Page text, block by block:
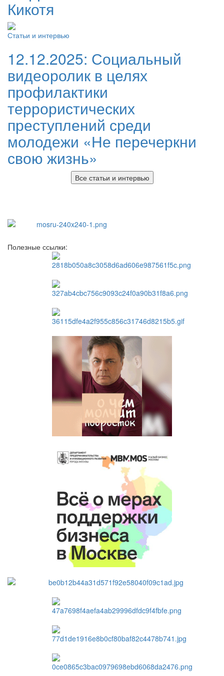
Кикотя
Статьи и интервью
12.12.2025: Социальный
видеоролик в целях
профилактики
террористических
преступлений среди
молодежи «Не перечеркни
свою жизнь»
Все статьи и интервью
Полезные ссылки: